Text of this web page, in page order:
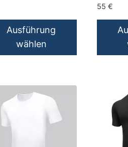
Ausführung
wählen
55 €
mehrere